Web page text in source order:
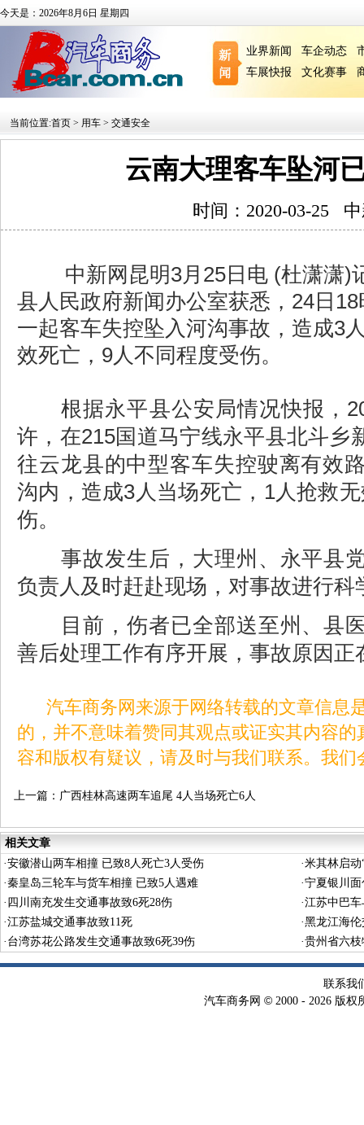
今天是：2026年8月6日 星期四
业界新闻 车企动态
车展快报
文化赛事
当前位置:首页 > 用车 > 交通安全
云南大理客车坠河
时间：2020-03-25
中新网昆明3月25日电 (杜潇潇)
县人民政府新闻办公室获悉，24日
一起客车失控坠入河沟事故，造成3
效死亡，9人不同程度受伤。
根据永平县公安局情况快报，
许，在215国道马宁线永平县北斗乡
往云龙县的中型客车失控驶离有效
沟内，造成3人当场死亡，1人抢救
伤。
事故发生后，大理州、永平县党
负责人及时赶赴现场，对事故进行科
目前，伤者已全部送至州、县医
善后处理工作有序开展，事故原因
汽车商务网来源于网络转载的文章信息
的，并不意味着赞同其观点或证实其内容
容和版权有疑议，请及时与我们联系。我
上一篇： 广西桂林高速两车追尾 4人当场死亡6人
相关文章
·安徽潜山两车相撞 已致8人死亡3人受伤 ·米其林启动
·秦皇岛三轮车与货车相撞 已致5人遇难 ·宁夏银川
· 四川南充发生交通事故致6死28伤 ·江苏中巴
·江苏盐城交通事故致11死 ·黑龙江海
· 台湾苏花公路发生交通事故致6死39伤 ·贵州省六
联系我
汽车商务网 © 2000 - 2026 版权